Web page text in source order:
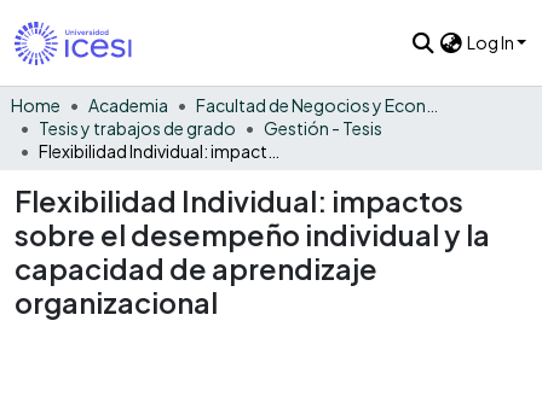
Log In
Home Academia
Tesis y trabajos de grado
Gestión - Tesis
Flexibilidad Individual: impactos
sobre el desempeño individual y la
capacidad de aprendizaje
organizacional